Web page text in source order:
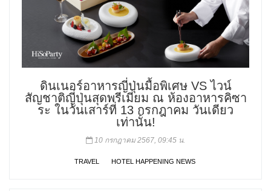
ดินเนอร์อาหารญี่ปุ่นมื้อพิเศษ VS ไวน์
สัญชาติญี่ปุ่นสุดพรีเมี่ยม ณ ห้องอาหารคิซา
ระ ในวันเสาร์ที่ 13 กรกฎาคม วันเดียว
เท่านั้น!
10 กรกฎาคม 2567, 09:45 น.
TRAVEL HOTEL HAPPENING NEWS